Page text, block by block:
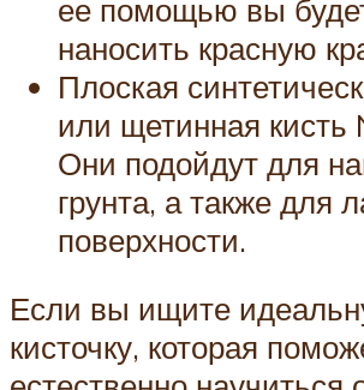
ее помощью вы
наносить красную
Плоская
или щетинная кисть
Они подойдут для
грунта, а также для
поверхности.
Если вы ищите
кисточку, которая